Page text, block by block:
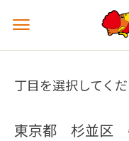
メ
ュ
を
丁目を選択してく
東京都 杉並区